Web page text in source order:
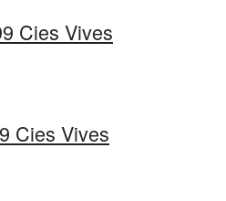
Cies Vives
Cies Vives